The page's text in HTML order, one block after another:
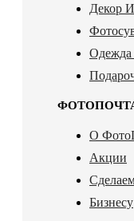
Декор
Одежда
О
Акции
Бизнесу